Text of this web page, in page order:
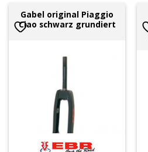
Gabel original Piaggio
Ciao schwarz grundiert